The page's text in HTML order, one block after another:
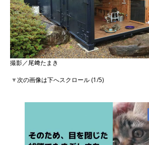
撮影／尾﨑たまき
▼次の画像は下へスクロール (1/5)